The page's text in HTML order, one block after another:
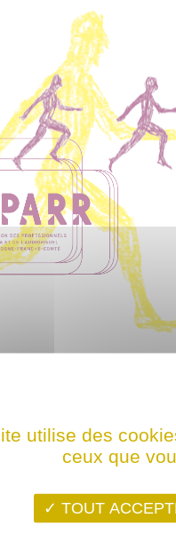
! Ce film n'est programmé
utilise des
ceux que
TOUT